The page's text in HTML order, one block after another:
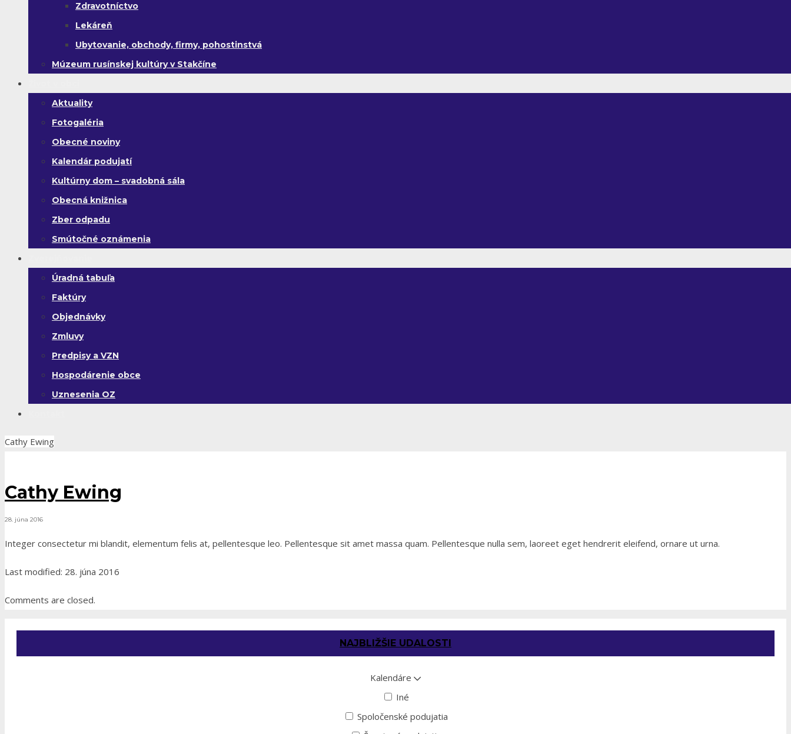
Zdravotníctvo
Lekáreň
Ubytovanie, obchody, firmy, pohostinstvá
Múzeum rusínskej kultúry v Stakčíne
Aktuality
Fotogaléria
Obecné noviny
Kalendár podujatí
Kultúrny dom – svadobná sála
Obecná knižnica
Zber odpadu
Smútočné oznámenia
Úradná tabuľa
Faktúry
Objednávky
Zmluvy
Predpisy a VZN
Hospodárenie obce
Uznesenia OZ
Cathy Ewing
Cathy Ewing
28. júna 2016
Integer consectetur mi blandit, elementum felis at, pellentesque leo. Pellentesque sit amet massa quam. Pellentesque nulla sem, laoreet eget hendrerit eleifend, ornare ut urna.
Last modified: 28. júna 2016
Comments are closed.
NAJBLIŽŠIE UDALOSTI
Kalendáre
Iné
Spoločenské podujatia